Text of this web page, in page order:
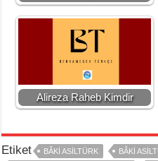
Alireza Raheb Kimdir
Etiket BÂKI ASILTÜRK
BÂKI